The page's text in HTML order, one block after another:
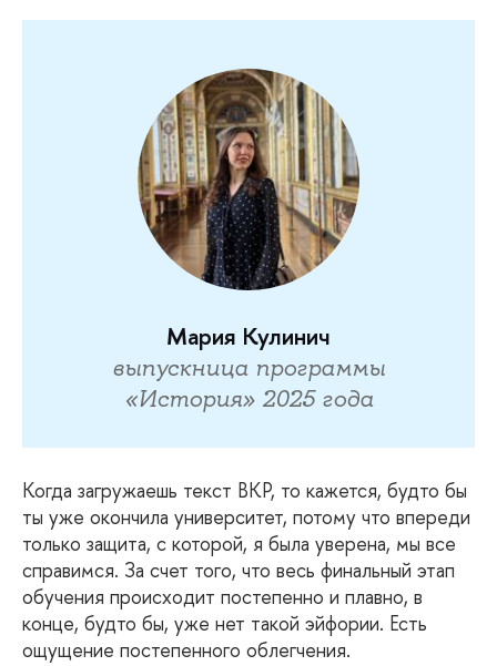
Мария Кулинич
выпускница программы
«История» 2025 года
Когда загружаешь текст ВКР, то кажется, будто бы
ты уже окончила университет, потому что впереди
только защита, с которой, я была уверена, мы все
справимся. За счет того, что весь финальный этап
обучения происходит постепенно и плавно, в
конце, будто бы, уже нет такой эйфории. Есть
ощущение постепенного облегчения.